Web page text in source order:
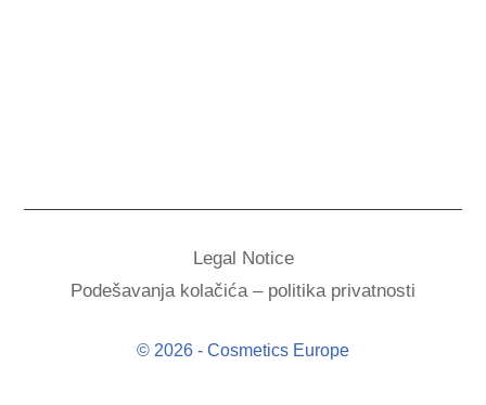
Legal Notice
Podešavanja kolačića – politika privatnosti
© 2026 - Cosmetics Europe